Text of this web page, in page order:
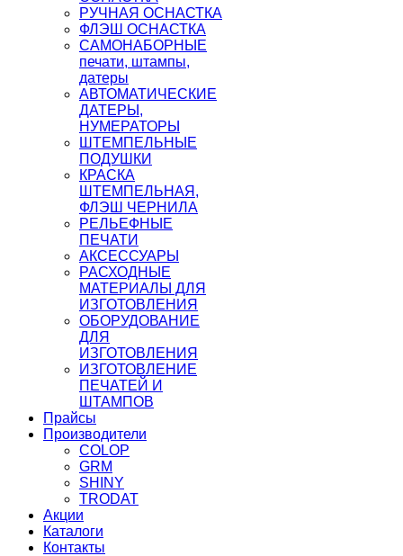
РУЧНАЯ ОСНАСТКА
ФЛЭШ ОСНАСТКА
САМОНАБОРНЫЕ
печати, штампы,
датеры
АВТОМАТИЧЕСКИЕ
ДАТЕРЫ,
НУМЕРАТОРЫ
ШТЕМПЕЛЬНЫЕ
ПОДУШКИ
КРАСКА
ШТЕМПЕЛЬНАЯ,
ФЛЭШ ЧЕРНИЛА
РЕЛЬЕФНЫЕ
ПЕЧАТИ
АКСЕССУАРЫ
РАСХОДНЫЕ
МАТЕРИАЛЫ ДЛЯ
ИЗГОТОВЛЕНИЯ
ОБОРУДОВАНИЕ
ДЛЯ
ИЗГОТОВЛЕНИЯ
ИЗГОТОВЛЕНИЕ
ПЕЧАТЕЙ И
ШТАМПОВ
Прайсы
Производители
COLOP
GRM
SHINY
TRODAT
Акции
Каталоги
Контакты